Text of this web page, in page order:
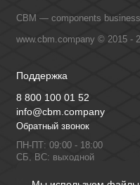
CBM — components
www.cbm.company © 2015 -
Поддержка
8 800 100 01 52
info@cbm.company
Обратный звонок
ПН-ПТ: 09:00 - 18:00
СБ, ВС: выходной
Мы в сети